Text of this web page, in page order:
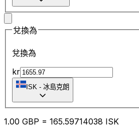
兌換為
兌換為
kr
ISK - 冰島克朗
1.00 GBP = 165.59714038 ISK